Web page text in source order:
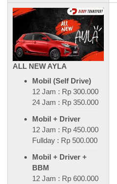
ALL NEW AYLA
Mobil (Self Drive)
12 Jam : Rp 300.000
24 Jam : Rp 350.000
Mobil + Driver
12 Jam : Rp 450.000
Fullday : Rp 500.000
Mobil + Driver +
BBM
12 Jam : Rp 600.000